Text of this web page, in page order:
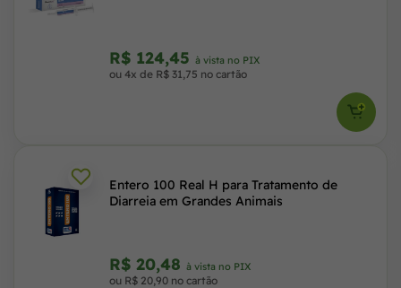
R$ 124,45 à vista no PIX
ou 4x de R$ 31,75 no cartão
Entero 100 Real H para Tratamento de
Diarreia em Grandes Animais
R$ 20,48 à vista no PIX
ou R$ 20,90 no cartão